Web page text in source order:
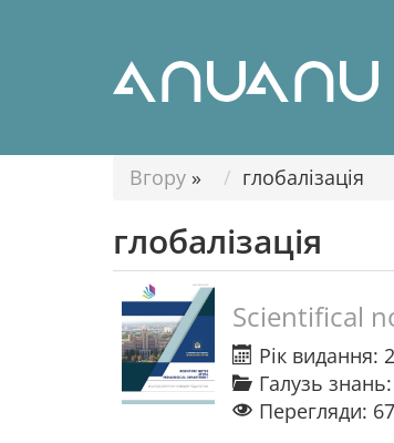
Вгору » глобалізація
глобалізація
Scientifical
Рік видання:
Галузь знань:
Перегляди: